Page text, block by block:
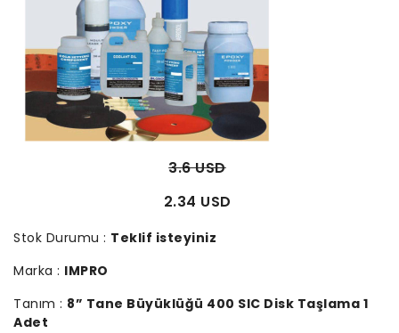
3.6 USD
2.34 USD
Stok Durumu : Teklif isteyiniz
Marka : IMPRO
Tanım : 8” Tane Büyüklüğü 400 SIC Disk Taşlama 1
Adet